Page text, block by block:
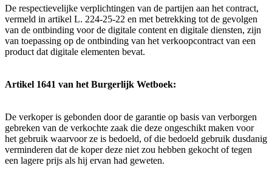
De respectievelijke verplichtingen van de partijen aan het contract,
vermeld in artikel L. 224-25-22 en met betrekking tot de gevolgen
van de ontbinding voor de digitale content en digitale diensten, zijn
van toepassing op de ontbinding van het verkoopcontract van een
product dat digitale elementen bevat.
Artikel 1641 van het Burgerlijk Wetboek:
De verkoper is gebonden door de garantie op basis van verborgen
gebreken van de verkochte zaak die deze ongeschikt maken voor
het gebruik waarvoor ze is bedoeld, of die bedoeld gebruik dusdanig
verminderen dat de koper deze niet zou hebben gekocht of tegen
een lagere prijs als hij ervan had geweten.